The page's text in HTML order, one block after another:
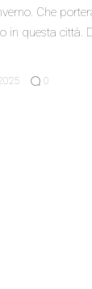
Che
in questa città.
0